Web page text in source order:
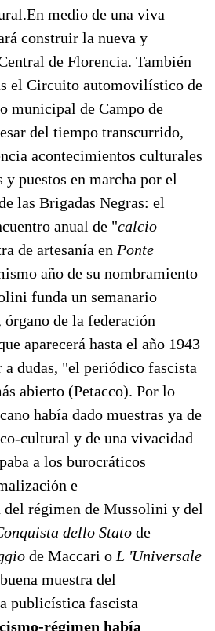
En medio de una viva
construir la nueva y
de Florencia. También
el Circuito automovilístico de
municipal de Campo de
del tiempo transcurrido,
acontecimientos culturales
y puestos en marcha por el
las Brigadas Negras: el
anual de "calcio
de artesanía en Ponte
año de su nombramiento
funda un semanario
órgano de la federación
aparecerá hasta el año 1943
a dudas, "el periódico fascista
abierto (Petacco). Por lo
había dado muestras ya de
cultural y de una vivacidad
a los burocráticos
e
régimen de Mussolini y del
dello Stato de
de Maccari o L 'Universale
muestra del
publicística fascista
régimen había